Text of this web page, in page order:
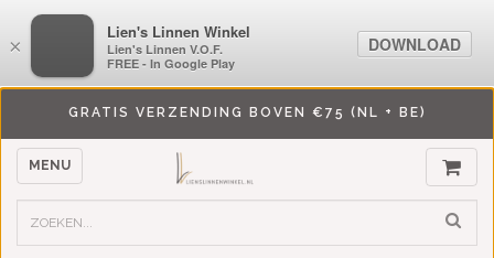
GRATIS VERZENDING BOVEN €75 (NL + BE)
MENU
×
LiensLinnenwinkel.nl
Lien's Linnen V.O.F.
FREE - In Google Play
DOWNLOAD
×
Lien's Linnen Winkel
Lien's Linnen V.O.F.
FREE - In Google Play
DOWNLOAD